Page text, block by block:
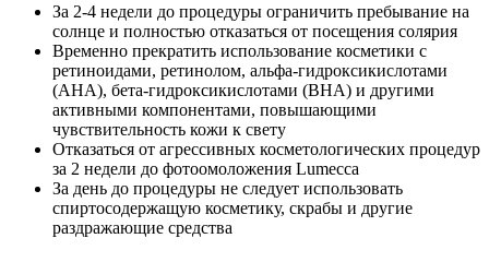
За 2-4 недели до процедуры ограничить пребывание на
солнце и полностью отказаться от посещения солярия
Временно прекратить использование косметики с
ретиноидами, ретинолом, альфа-гидроксикислотами
(AHA), бета-гидроксикислотами (BHA) и другими
активными компонентами, повышающими
чувствительность кожи к свету
Отказаться от агрессивных косметологических процедур
за 2 недели до фотоомоложения Lumecca
За день до процедуры не следует использовать
спиртосодержащую косметику, скрабы и другие
раздражающие средства